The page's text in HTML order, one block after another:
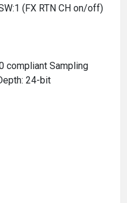
(FX RTN CH on/off)
compliant Sampling
24-bit